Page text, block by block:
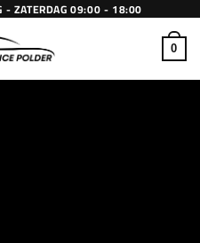
- ZATERDAG 09:00 - 18:00
0